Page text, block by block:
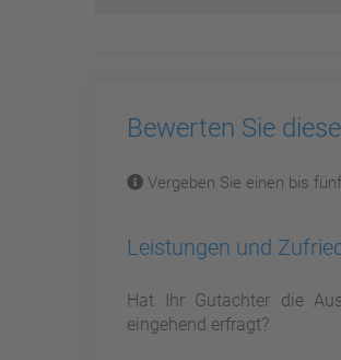
Bewerten Sie
Vergeben Sie einen bis
Leistungen und
Hat Ihr Gutachter die
eingehend erfragt?